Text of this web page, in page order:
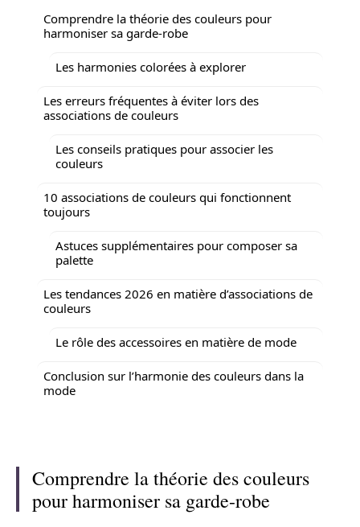
Comprendre la théorie des couleurs pour
harmoniser sa garde-robe
Les harmonies colorées à explorer
Les erreurs fréquentes à éviter lors des
associations de couleurs
Les conseils pratiques pour associer les
couleurs
10 associations de couleurs qui fonctionnent
toujours
Astuces supplémentaires pour composer sa
palette
Les tendances 2026 en matière d’associations de
couleurs
Le rôle des accessoires en matière de mode
Conclusion sur l’harmonie des couleurs dans la
mode
Comprendre la théorie des couleurs
pour harmoniser sa garde-robe